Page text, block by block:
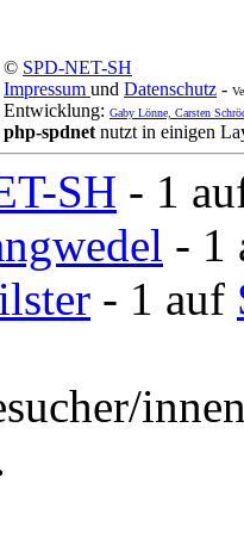
© SPD-NET-SH
Impressum und Datenschutz -
Entwicklung: Gaby Lönne, Carsten
php-spdnet nutzt in einigen
SH - 1
- 1
- 1 auf